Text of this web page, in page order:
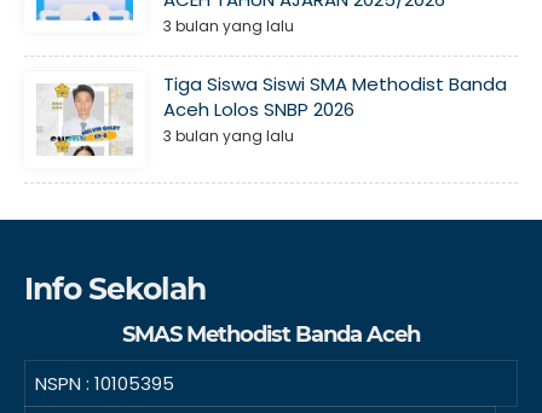
3 bulan yang lalu
Tiga Siswa Siswi SMA Methodist Banda
Aceh Lolos SNBP 2026
3 bulan yang lalu
Info Sekolah
SMAS Methodist Banda Aceh
NSPN : 10105395